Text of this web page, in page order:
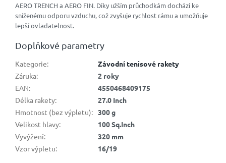
AERO TRENCH a AERO FIN. Díky užším průchodkám dochází ke
sníženému odporu vzduchu, což zvyšuje rychlost rámu a umožňuje
lepší ovladatelnost.
Doplňkové parametry
Kategorie:
Závodní tenisové rakety
Záruka:
2 roky
EAN:
4550468409175
Délka rakety:
27.0 Inch
Hmotnost (bez výpletu): 300 g
Velikost hlavy:
100 Sq.Inch
Vyvýžení:
320 mm
Vzor výpletu: 16/19